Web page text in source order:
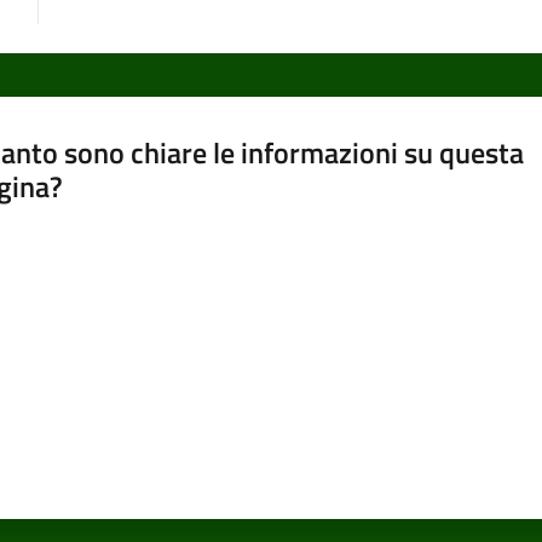
sono chiare le informazioni su questa